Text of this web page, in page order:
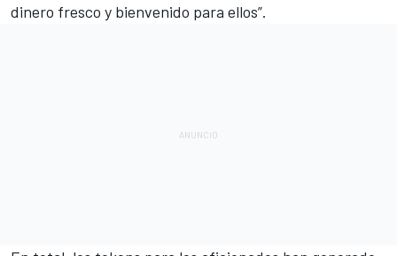
dinero fresco y bienvenido para ellos”.